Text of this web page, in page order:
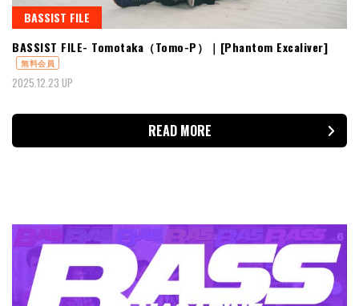
BASSIST FILE
BASSIST FILE- Tomotaka（Tomo-P）｜[Phantom Excaliver]
無料会員
2025.12.23 UP
READ MORE